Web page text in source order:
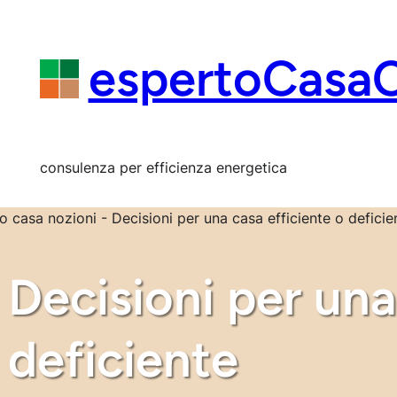
consulenza per efficienza energetica
Decisioni per
deficiente